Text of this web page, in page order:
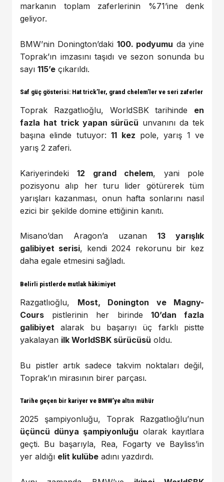
markanın toplam zaferlerinin %71’ine denk
geliyor.
BMW’nin Donington’daki 100. podyumu da yine
Toprak’ın imzasını taşıdı ve sezon sonunda bu
sayı 115’e çıkarıldı.
Saf güç gösterisi: Hat trick’ler, grand chelem’ler ve seri zaferler
Toprak Razgatlıoğlu, WorldSBK tarihinde en
fazla hat trick yapan sürücü unvanını da tek
başına elinde tutuyor:11 kez pole, yarış 1 ve
yarış 2 zaferi.
Kariyerindeki12 grand chelem, yani pole
pozisyonu alıp her turu lider götürerek tüm
yarışları kazanması, onun hafta sonlarını nasıl
ezici bir şekilde domine ettiğinin kanıtı.
Misano’dan Aragon’a uzanan 13 yarışlık
galibiyet serisi, kendi 2024 rekorunu bir kez
daha egale etmesini sağladı.
Belirli pistlerde mutlak hâkimiyet
Razgatlıoğlu, Most, Donington ve Magny-
Cours pistlerinin her birinde 10’dan fazla
galibiyet alarak bu başarıyı üç farklı pistte
yakalayan ilk WorldSBK sürücüsü oldu.
Bu pistler artık sadece takvim noktaları değil,
Toprak’ın mirasının birer parçası.
Tarihe geçen bir kariyer ve BMW’ye altın mühür
2025 şampiyonluğu, Toprak Razgatlıoğlu’nun
üçüncü dünya şampiyonluğu olarak kayıtlara
geçti. Bu başarıyla, Rea, Fogarty ve Bayliss’in
yer aldığı elit kulübe adını yazdırdı.